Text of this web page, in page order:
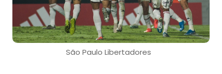
São Paulo Libertadores